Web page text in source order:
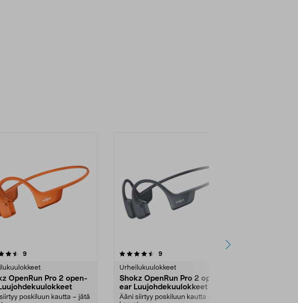
9arvostelut
OpenRun Pro 2 open-
poskiluun kautta – jätä
4.5 viidestä
9arvostelut
Urheilukuulokkeet
Shokz OpenRun Pro 2 open-
ear Luujohdekuulokkeet
Ääni siirtyy poskiluun kautta – jätä
5.0 viidestä